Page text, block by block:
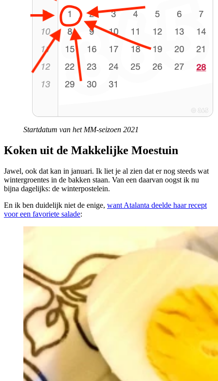
Startdatum van het MM-seizoen 2021
Koken uit de Makkelijke Moestuin
Jawel, ook dat kan in januari. Ik liet je al zien dat er nog steeds wat
wintergroentes in de bakken staan. Van een daarvan oogst ik nu
bijna dagelijks: de winterpostelein.
En ik ben duidelijk niet de enige, want Atalanta deelde haar recept
voor een favoriete salade: